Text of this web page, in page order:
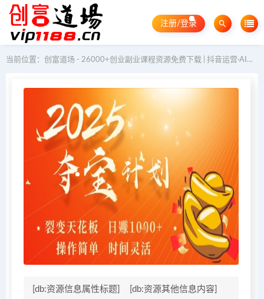
注册/登录
当前位置： 创富道场 - 26000+创业副业课程资源免费下载 | 抖音运营·AI教程·GEO优化
[db:资源信息属性标题] [db:资源其他信息内容]